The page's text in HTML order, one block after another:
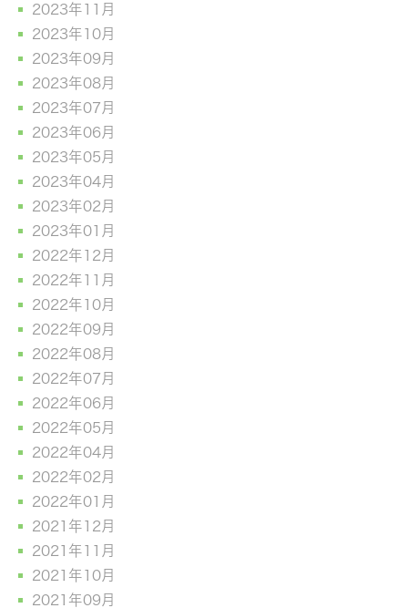
2023年11月
2023年10月
2023年09月
2023年08月
2023年07月
2023年06月
2023年05月
2023年04月
2023年02月
2023年01月
2022年12月
2022年11月
2022年10月
2022年09月
2022年08月
2022年07月
2022年06月
2022年05月
2022年04月
2022年02月
2022年01月
2021年12月
2021年11月
2021年10月
2021年09月